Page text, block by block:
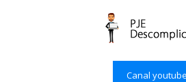
Canal youtube